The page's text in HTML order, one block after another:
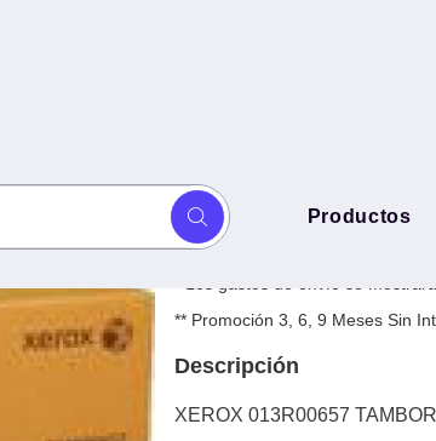
Productos
XEROX
$5,961.03
** Promoción 3, 6, 9 Meses Sin
Descripción
XEROX 013R00657